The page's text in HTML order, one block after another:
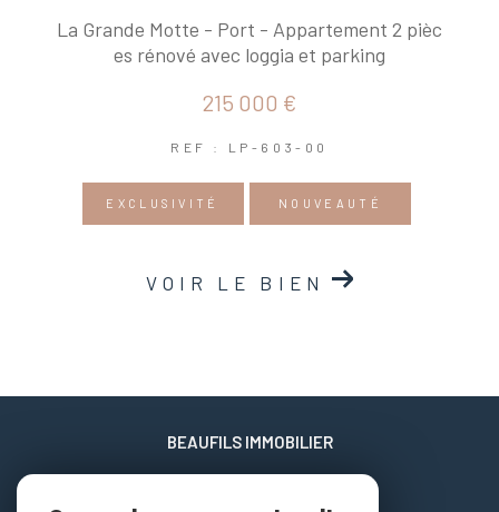
La Grande Motte - Port - Appartement 2 pièc
es rénové avec loggia et parking
215 000 €
REF : LP-603-00
EXCLUSIVITÉ NOUVEAUTÉ
VOIR LE BIEN
BEAUFILS IMMOBILIER